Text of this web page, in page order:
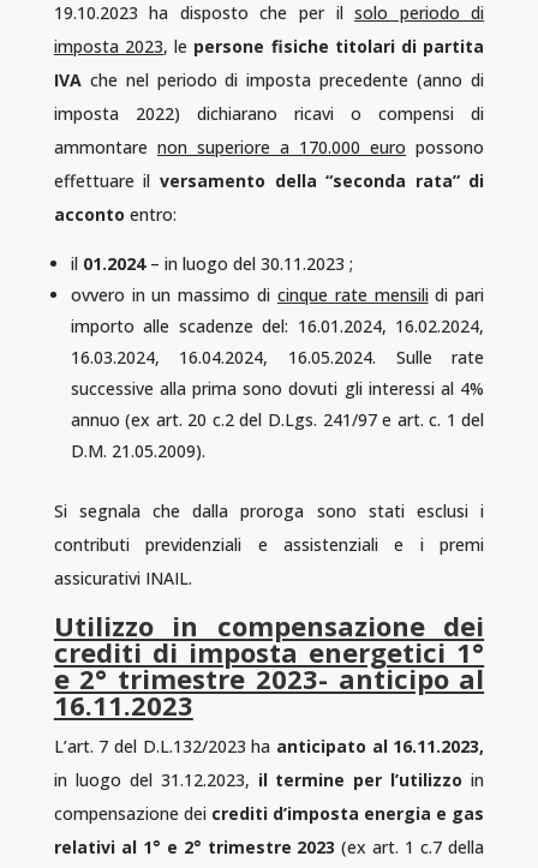
19.10.2023 ha disposto che per ilsolo periodo di
imposta 2023, le persone fisiche titolari di partita
IVAche nel periodo di imposta precedente (anno di
imposta 2022) dichiarano ricavi o compensi di
ammontare non superiore a 170.000 euro possono
effettuare il versamento della “seconda rata” di
acconto entro:
il 01.2024– in luogo del 30.11.2023 ;
ovvero in un massimo di cinque rate mensilidi pari
importo alle scadenze del: 16.01.2024, 16.02.2024,
16.03.2024, 16.04.2024, 16.05.2024. Sulle rate
successive alla prima sono dovuti gli interessi al 4%
annuo (ex art. 20 c.2 del D.Lgs. 241/97 e art. c. 1 del
D.M. 21.05.2009).
Si segnala che dalla proroga sono stati esclusi i
contributi previdenziali e assistenziali e i premi
assicurativi INAIL.
Utilizzo in compensazione dei
crediti di imposta energetici 1°
e 2° trimestre 2023- anticipo al
16.11.2023
L’art. 7 del D.L.132/2023 ha anticipato al 16.11.2023,
in luogo del 31.12.2023, il termine per l’utilizzo in
compensazione dei crediti d’imposta energia e gas
relativi al 1° e 2° trimestre 2023(ex art. 1 c.7 della